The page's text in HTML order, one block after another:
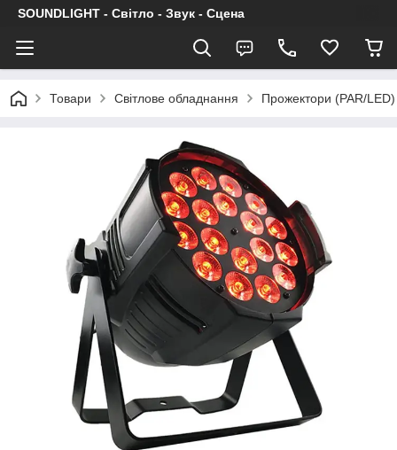
SOUNDLIGHT - Світло - Звук - Сцена
Товари Світлове обладнання Прожектори (PAR/LED)